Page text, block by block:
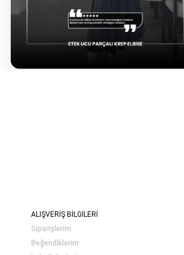
ALIŞVERİŞ BİLGİLERİ
Siparişlerim
Beğendiklerim